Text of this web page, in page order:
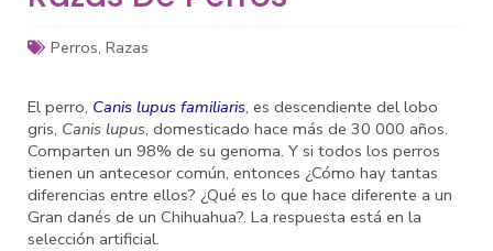
Perros, Razas
El perro, Canis lupus familiaris, es descendiente del lobo
gris, Canis lupus, domesticado hace más de 30 000 años.
Comparten un 98% de su genoma. Y si todos los perros
tienen un antecesor común, entonces ¿Cómo hay tantas
diferencias entre ellos? ¿Qué es lo que hace diferente a un
Gran danés de un Chihuahua?. La respuesta está en la
selección artificial.